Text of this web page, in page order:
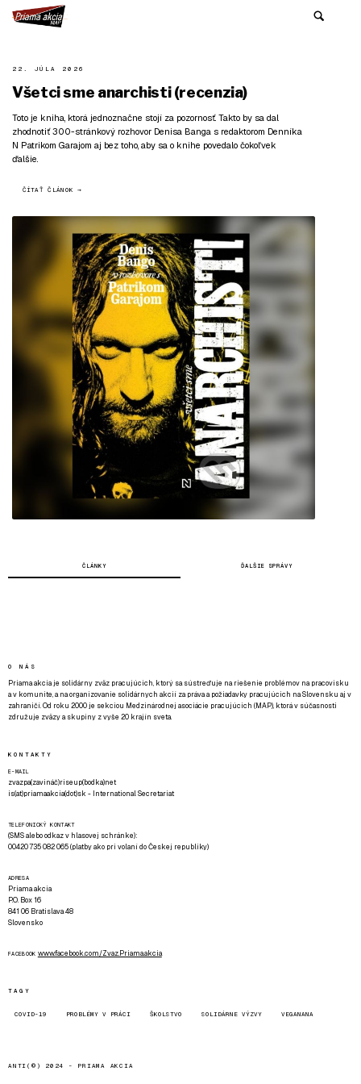
22. JÚLA 2026
Všetci sme anarchisti (recenzia)
Toto je kniha, ktorá jednoznačne stojí za pozornosť. Takto by sa dal
zhodnotiť 300-stránkový rozhovor Denisa Banga s redaktorom Denníka
N Patrikom Garajom aj bez toho, aby sa o knihe povedalo čokoľvek
ďalšie.
ČÍTAŤ ČLÁNOK →
ČLÁNKY ĎALŠIE SPRÁVY
O NÁS
Priama akcia je solidárny zväz pracujúcich, ktorý sa sústreďuje na riešenie problémov na pracovisku
a v komunite, a na organizovanie solidárnych akcií za práva a požiadavky pracujúcich na Slovensku aj v
zahraničí. Od roku 2000 je sekciou Medzinárodnej asociácie pracujúcich (MAP), ktorá v súčasnosti
združuje zväzy a skupiny z vyše 20 krajín sveta.
KONTAKTY
E-MAIL
zvazpa(zavináč)riseup(bodka)net
is(at)priamaakcia(dot)sk - International Secretariat
TELEFONICKÝ KONTAKT
(SMS alebo odkaz v hlasovej schránke):
00420 735 082 065 (platby ako pri volaní do Českej republiky)
ADRESA
Priama akcia
P.O. Box 16
841 06 Bratislava 48
Slovensko
FACEBOOK www.facebook.com/Zvaz.Priama.akcia
TAGY
COVID-19 PROBLÉMY V PRÁCI ŠKOLSTVO SOLIDÁRNE VÝZVY VEGANANA
ANTI(©) 2024 - PRIAMA AKCIA